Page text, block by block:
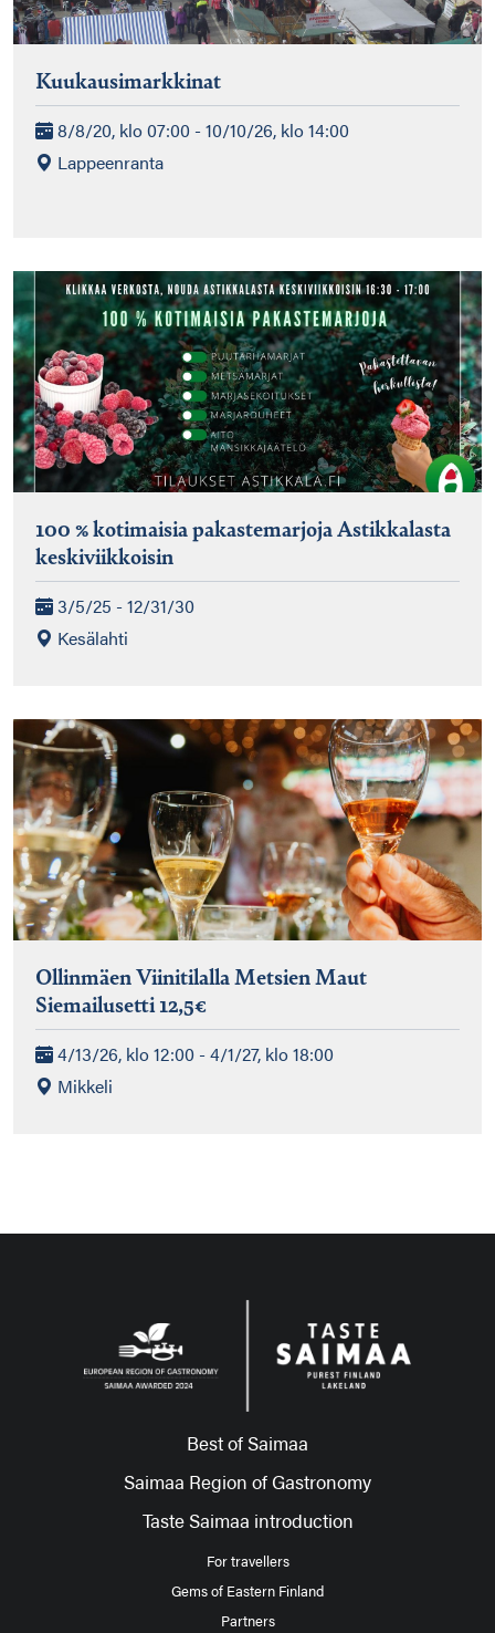
Kuukausimarkkinat
8/8/20, klo 07:00 - 10/10/26, klo 14:00
Lappeenranta
100 % kotimaisia pakastemarjoja Astikkalasta
keskiviikkoisin
3/5/25 - 12/31/30
Kesälahti
Ollinmäen Viinitilalla Metsien Maut
Siemailusetti 12,5€
4/13/26, klo 12:00 - 4/1/27, klo 18:00
Mikkeli
Best of Saimaa
Saimaa Region of Gastronomy
Taste Saimaa introduction
For travellers
Gems of Eastern Finland
Partners